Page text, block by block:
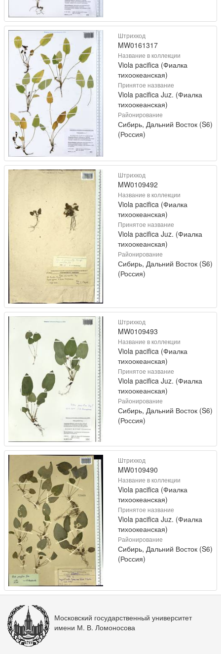
Штрихкод
MW0161317
Название в коллекции
Viola pacifica (Фиалка
тихоокеанская)
Принятое название
Viola pacifica Juz. (Фиалка
тихоокеанская)
Районирование
Сибирь, Дальний Восток (S6)
(Россия)
Штрихкод
MW0109492
Название в коллекции
Viola pacifica (Фиалка
тихоокеанская)
Принятое название
Viola pacifica Juz. (Фиалка
тихоокеанская)
Районирование
Сибирь, Дальний Восток (S6)
(Россия)
Штрихкод
MW0109493
Название в коллекции
Viola pacifica (Фиалка
тихоокеанская)
Принятое название
Viola pacifica Juz. (Фиалка
тихоокеанская)
Районирование
Сибирь, Дальний Восток (S6)
(Россия)
Штрихкод
MW0109490
Название в коллекции
Viola pacifica (Фиалка
тихоокеанская)
Принятое название
Viola pacifica Juz. (Фиалка
тихоокеанская)
Районирование
Сибирь, Дальний Восток (S6)
(Россия)
Московский государственный университет
имени М. В. Ломоносова